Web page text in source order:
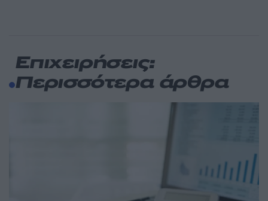
Επιχειρήσεις:
Περισσότερα άρθρα